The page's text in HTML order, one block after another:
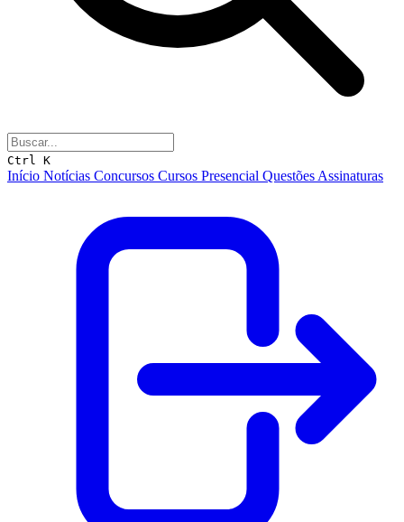
Ctrl K
Início Notícias Concursos Cursos Presencial Questões Assinaturas